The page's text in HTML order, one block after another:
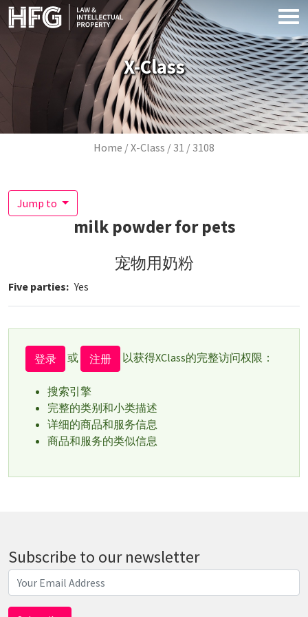
Skip to main content
X-Class
Breadcrumb
Home X-Class 31 3108
Jump to
milk powder for pets
宠物用奶粉
Five parties Yes
登录 或 注册 以获得XClass的完整访问权限：
搜索引擎
完整的类别和小类描述
详细的商品和服务信息
商品和服务的类似信息
Subscribe to our newsletter